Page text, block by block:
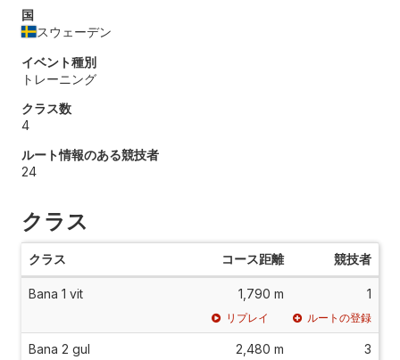
国
スウェーデン
イベント種別
トレーニング
クラス数
4
ルート情報のある競技者
24
クラス
クラス コース距離 競技者
Bana 1 vit 1,790 m 1
リプレイ ルートの登録
Bana 2 gul 2,480 m 3